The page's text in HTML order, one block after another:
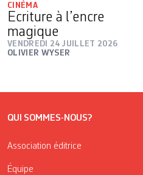
CINÉMA
Ecriture à l’encre
magique
VENDREDI 24 JUILLET 2026
OLIVIER WYSER
QUI SOMMES-NOUS?
Association éditrice
Équipe